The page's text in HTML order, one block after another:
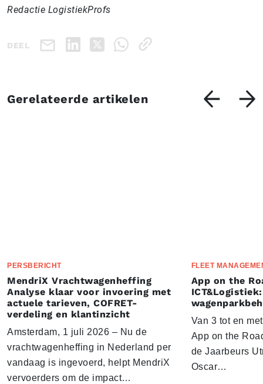
Redactie LogistiekProfs
DEEL
Gerelateerde artikelen
PERSBERICHT
MendriX Vrachtwagenheffing
Analyse klaar voor invoering met
actuele tarieven, COFRET-
verdeling en klantinzicht
Amsterdam, 1 juli 2026 – Nu de
vrachtwagenheffing in Nederland per
vandaag is ingevoerd, helpt MendriX
vervoerders om de impact…
FLEET
App on the
Van 3 tot en
App on the
de Jaarbeurs
Oscar…